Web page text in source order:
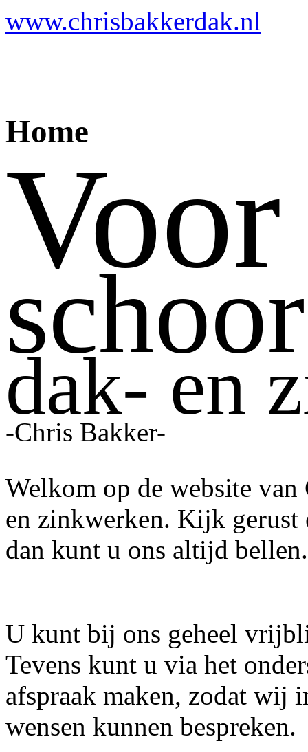
www.chrisbakkerdak.nl
Home
dak- en
-Chris Bakker-
Welkom op de website
en zinkwerken. Kijk gerust
dan kunt u ons altijd bellen.
U kunt bij ons geheel
Tevens kunt u via het
afspraak maken, zodat wij
wensen kunnen bespreken.